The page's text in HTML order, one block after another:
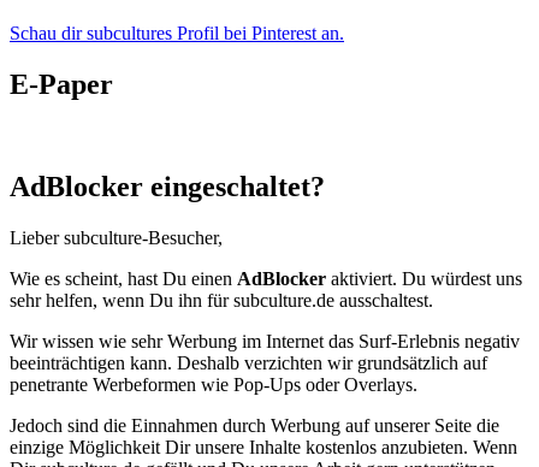
Schau dir subcultures Profil bei Pinterest an.
E-Paper
AdBlocker eingeschaltet?
Lieber subculture-Besucher,
Wie es scheint, hast Du einen AdBlocker aktiviert. Du würdest uns
sehr helfen, wenn Du ihn für subculture.de ausschaltest.
Wir wissen wie sehr Werbung im Internet das Surf-Erlebnis negativ
beeinträchtigen kann. Deshalb verzichten wir grundsätzlich auf
penetrante Werbeformen wie Pop-Ups oder Overlays.
Jedoch sind die Einnahmen durch Werbung auf unserer Seite die
einzige Möglichkeit Dir unsere Inhalte kostenlos anzubieten. Wenn